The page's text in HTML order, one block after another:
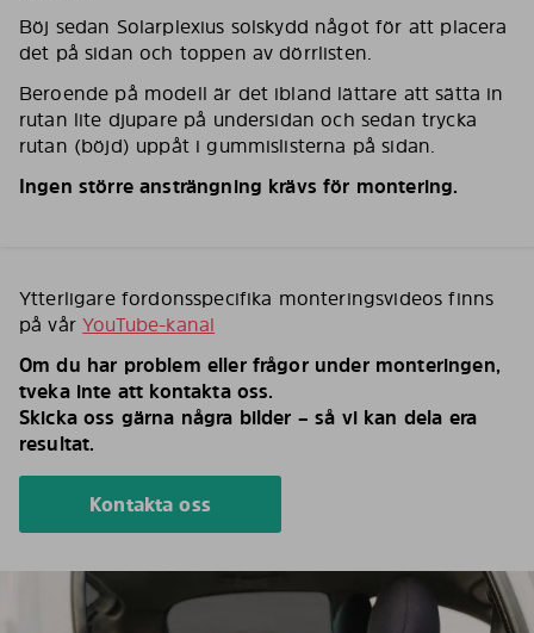
Böj sedan Solarplexius solskydd något för att placera
det på sidan och toppen av dörrlisten.
Beroende på modell är det ibland lättare att sätta in
rutan lite djupare på undersidan och sedan trycka
rutan (böjd) uppåt i gummislisterna på sidan.
Ingen större ansträngning krävs för montering.
Ytterligare fordonsspecifika monteringsvideos finns
på vårYouTube-kanal
Om du har problem eller frågor under monteringen,
tveka inte att kontakta oss.
Skicka oss gärna några bilder – så vi kan dela era
resultat.
Kontakta oss